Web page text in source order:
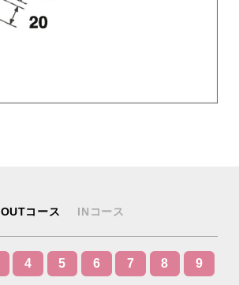
OUTコース INコース
4 5 6 7 8 9